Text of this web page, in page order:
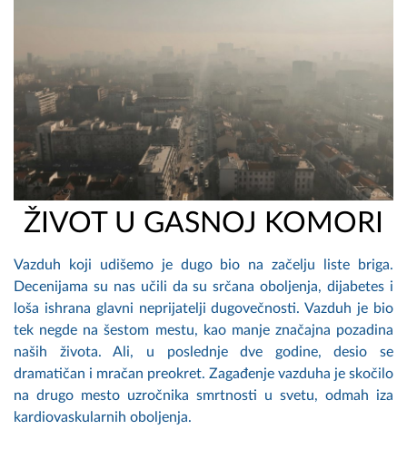
ŽIVOT U GASNOJ KOMORI
Vazduh koji udišemo je dugo bio na začelju liste briga.
Decenijama su nas učili da su srčana oboljenja, dijabetes i
loša ishrana glavni neprijatelji dugovečnosti. Vazduh je bio
tek negde na šestom mestu, kao manje značajna pozadina
naših života. Ali, u poslednje dve godine, desio se
dramatičan i mračan preokret. Zagađenje vazduha je skočilo
na drugo mesto uzročnika smrtnosti u svetu, odmah iza
kardiovaskularnih oboljenja.